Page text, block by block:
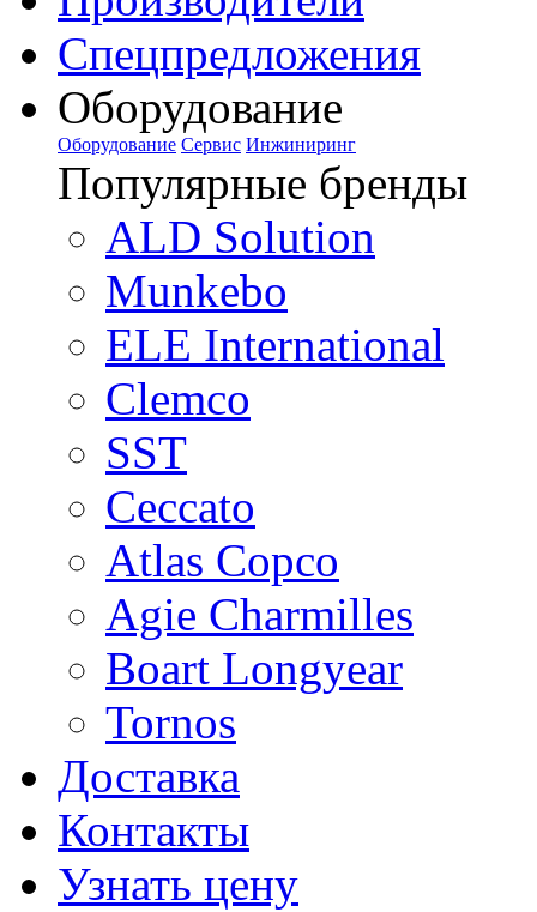
Спецпредложения
Оборудование
Оборудование Сервис Инжиниринг
Популярные бренды
ALD Solution
Munkebo
ELE International
Clemco
SST
Ceccato
Atlas Copco
Agie Charmilles
Boart Longyear
Tornos
Доставка
Контакты
Узнать цену